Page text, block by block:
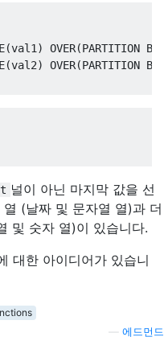
(val1 ) OVER(PARTITION BY
(val2) OVER(PARTITION BY
널이 아닌 마지막 값을 선
(날짜 및 문자열 열)과 더
및 숫자 열)이 있습니다.
대한 아이디어가 있습니
에드먼드